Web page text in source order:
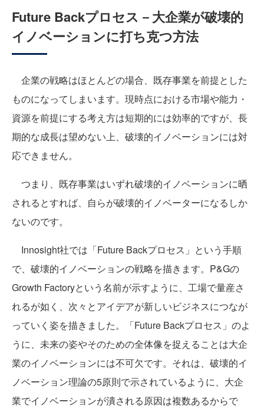
Future Backプロセス－大企業が破壊的
イノベーションに打ち克つ方法
企業の戦略はほとんどの場合、既存事業を前提とした
ものになってしまいます。現時点における市場や能力・
資源を前提にする考え方は短期的には効率的ですが、長
期的な成長は望めない上、破壊的イノベーションには対
応できません。
つまり、既存事業はいずれ破壊的イノベーションに晒
されるとすれば、自らが破壊的イノベーターになるしか
ないのです。
Innosight社では「Future Backプロセス」という手順
で、破壊的イノベーションの戦略を描きます。P&Gの
Growth Factoryという名前が示すように、工場で量産さ
れるが如く、次々とアイデアが新しいビジネスにつなが
っていく姿を描きました。「Future Backプロセス」のよ
うに、未来の姿やそのための全体像を捉えることは大企
業のイノベーションには不可欠です。それは、破壊的イ
ノベーション理論の5原則で示されているように、大企
業でイノベーションが潰される原因は複数あるからで